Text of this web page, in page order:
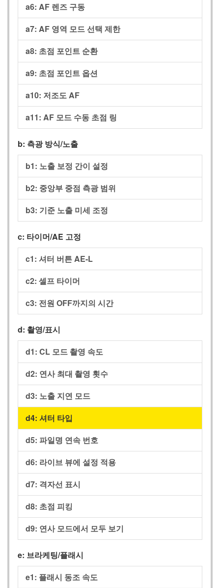
a6: AF 렌즈 구동
a7: AF 영역 모드 선택 제한
a8: 초점 포인트 순환
a9: 초점 포인트 옵션
a10: 저조도 AF
a11: AF 모드 수동 초점 링
b: 측광 방식/노출
b1: 노출 보정 간이 설정
b2: 중앙부 중점 측광 범위
b3: 기준 노출 미세 조정
c: 타이머/AE 고정
c1: 셔터 버튼 AE‑L
c2: 셀프 타이머
c3: 전원 OFF까지의 시간
d: 촬영/표시
d1: CL 모드 촬영 속도
d2: 연사 최대 촬영 횟수
d3: 노출 지연 모드
d4: 셔터 타입
d5: 파일명 연속 번호
d6: 라이브 뷰에 설정 적용
d7: 격자선 표시
d8: 초점 피킹
d9: 연사 모드에서 모두 보기
e: 브라케팅/플래시
e1: 플래시 동조 속도